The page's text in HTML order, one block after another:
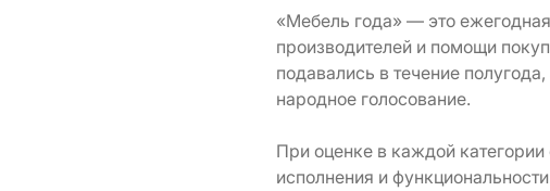
«Мебель года» — это
производителей и помощи
подавались в течение
народное голосование.
При оценке в каждой
исполнения и